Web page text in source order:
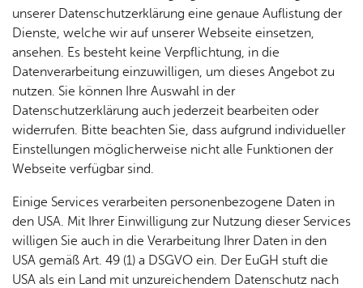
Erweiterte Suche
Fil­ter lö­schen
Mitt­woch, 07. Ok­to­ber 2026, 10:00 Uhr – 11:00 Uhr, Se­nio­ren­treff
Haus Son­nen­uhr
Haus Son­nen­uhr: Be­we­gen zur Musik
Se­nio­ren
unserer Datenschutzerklärung eine genaue Auflistung der
Dienste, welche wir auf unserer Webseite einsetzen,
ansehen. Es besteht keine Verpflichtung, in die
Datenverarbeitung einzuwilligen, um dieses Angebot zu
nutzen. Sie können Ihre Auswahl in der
Datenschutzerklärung auch jederzeit bearbeiten oder
widerrufen. Bitte beachten Sie, dass aufgrund individueller
Einstellungen möglicherweise nicht alle Funktionen der
Webseite verfügbar sind.
Einige Services verarbeiten personenbezogene Daten in
den USA. Mit Ihrer Einwilligung zur Nutzung dieser Services
willigen Sie auch in die Verarbeitung Ihrer Daten in den
USA gemäß Art. 49 (1) a DSGVO ein. Der EuGH stuft die
USA als ein Land mit unzureichendem Datenschutz nach